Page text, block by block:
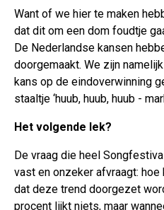
Want of we hier te maken
dat dit om een dom foudtje
De Nederlandse kansen
doorgemaakt. We zijn
kans op de eindoverwinning
staaltje ‘huub, huub, huub -
Het volgende lek?
De vraag die heel
vast en onzeker afvraagt: hoe
dat deze trend doorgezet
procent lijkt niets, maar